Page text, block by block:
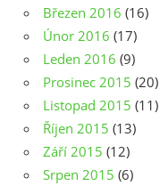
Březen 2016 (16)
Únor 2016 (17)
Leden 2016 (9)
Prosinec 2015 (20)
Listopad 2015 (11)
Říjen 2015 (13)
Září 2015 (12)
Srpen 2015 (6)